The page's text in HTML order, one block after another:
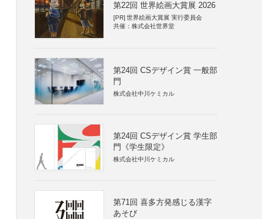
第22回 世界絵画大賞展 2026
[PR] 世界絵画大賞展 実行委員会
共催：株式会社世界堂
第24回 CSデザイン賞 一般部
門
株式会社中川ケミカル
第24回 CSデザイン賞 学生部
門《学生限定》
株式会社中川ケミカル
第71回 喜多方発感じる漢字
あそび